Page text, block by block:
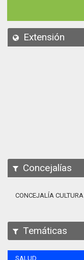
API
Extensión
Concejalías
CONCEJALÍA CULTURA
Temáticas
SALUD